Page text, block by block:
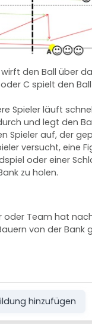
wirft den Ball über
oder C spielt den
Spieler läuft
und legt den
Spieler auf, der
versucht, eine
oder einer
zu holen.
oder Team hat
von der Bank
hinzufügen